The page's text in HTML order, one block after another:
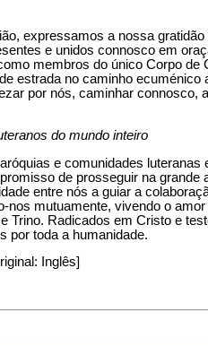
expressamos a nossa
e unidos connosco em
membros do único Corpo
estrada no caminho
por nós, caminhar
do mundo inteiro
e comunidades
de prosseguir na
entre nós a guiar a
nos mutuamente, vivendo o
Trino. Radicados em Cristo e
por toda a humanidade.
Inglês]